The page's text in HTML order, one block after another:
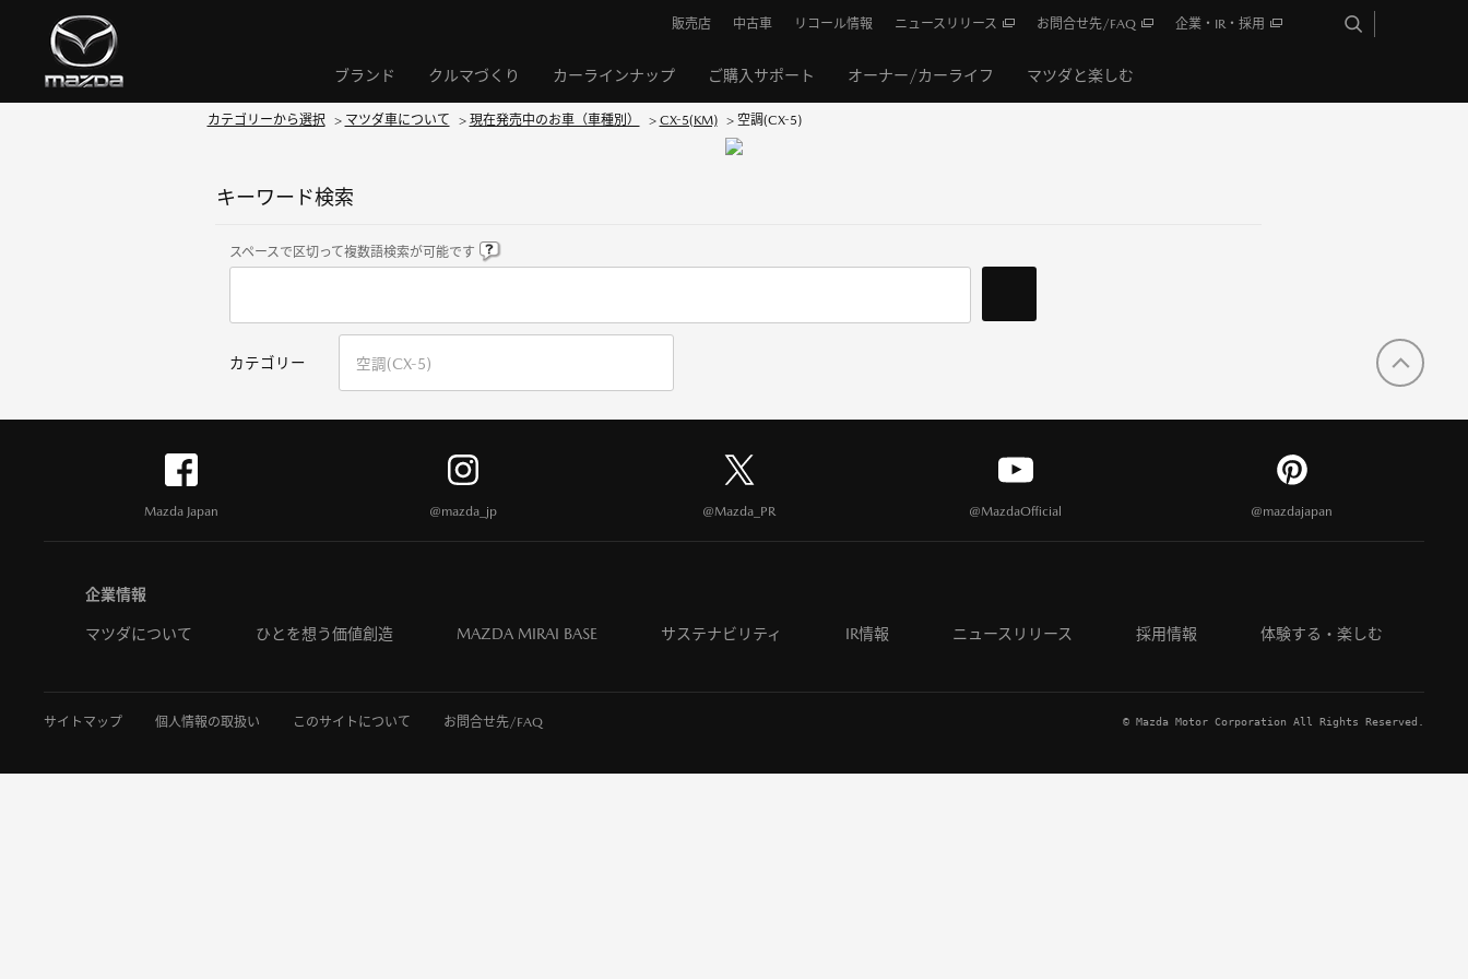
ブランド クルマづくり カーラインナップ ご購入サポート オーナー/カーライフ マツダと楽しむ
販売店 中古車 リコール情報 ニュースリリース お問合せ先/FAQ 企業・IR・採用
カテゴリーから選択 > マツダ車について > 現在発売中のお車（車種別） > CX-5(KM) > 空調(CX-5)
キーワード検索
スペースで区切って複数語検索が可能です
カテゴリー
Mazda Japan @mazda_jp @Mazda_PR @MazdaOfficial @mazdajapan
企業情報
マツダについて ひとを想う価値創造 MAZDA MIRAI BASE サステナビリティ IR情報 ニュースリリース 採用情報 体験する・楽しむ
サイトマップ 個人情報の取扱い このサイトについて お問合せ先/FAQ © Mazda Motor Corporation All Rights Reserved.